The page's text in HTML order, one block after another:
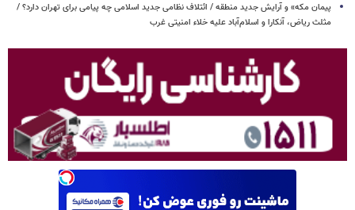
پیمان مکه» و آرایش جدید منطقه / ائتلاف نظامی جدید اسلامی چه پیامی برای تهران دارد؟ /
مثلث ریاض، آنکارا و اسلام‌آباد علیه خلاء امنیتی غرب